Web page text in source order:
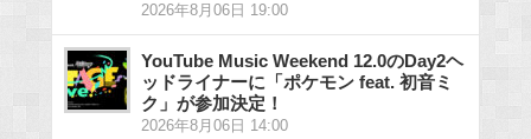
2026年8月06日 19:00
YouTube Music Weekend 12.0のDay2ヘ
ッドライナーに「ポケモン feat. 初音ミ
ク」が参加決定！
2026年8月06日 14:00